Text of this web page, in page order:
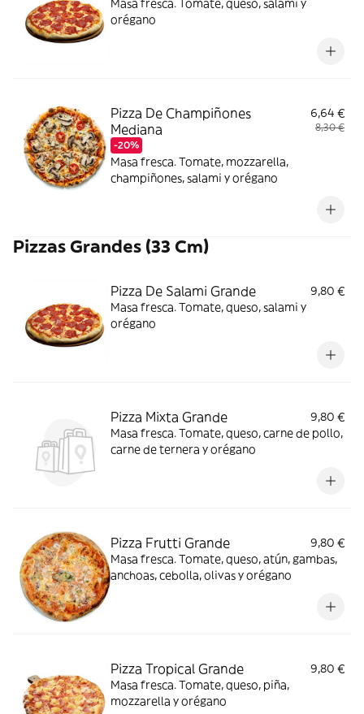
Masa fresca. Tomate, queso, salami y
orégano
Pizza De Champiñones
Mediana
-20%
6,64 €
8,30 €
Masa fresca. Tomate, mozzarella,
champiñones, salami y orégano
Pizzas Grandes (33 Cm)
Pizza De Salami Grande
9,80 €
Masa fresca. Tomate, queso, salami y
orégano
Pizza Mixta Grande
9,80 €
Masa fresca. Tomate, queso, carne de pollo,
carne de ternera y orégano
Pizza Frutti Grande
9,80 €
Masa fresca. Tomate, queso, atún, gambas,
anchoas, cebolla, olivas y orégano
Pizza Tropical Grande
9,80 €
Masa fresca. Tomate, queso, piña,
mozzarella y orégano